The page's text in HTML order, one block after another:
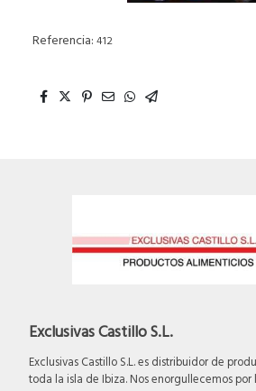
Referencia: 412
Exclusivas Castillo S.L.
Exclusivas Castillo S.L. es distribuidor de
toda la isla de Ibiza. Nos enorgullecemos por